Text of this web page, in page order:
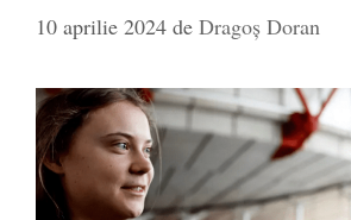
10 aprilie 2024 de Dragoș Doran